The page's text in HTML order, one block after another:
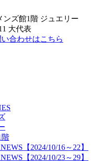
ンズ館1階 ジュエリー
大代表
合わせはこちら
階
【2024/10/16～22】
【2024/10/23～29】